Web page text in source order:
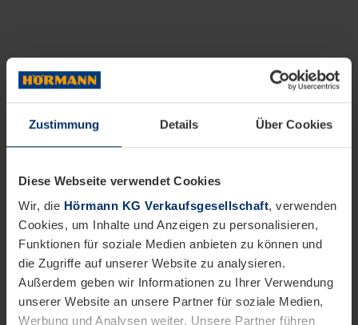
Zustimmung Details Über Cookies
Diese Webseite verwendet Cookies
Wir, die Hörmann KG Verkaufsgesellschaft, verwenden
Cookies, um Inhalte und Anzeigen zu personalisieren,
Funktionen für soziale Medien anbieten zu können und
die Zugriffe auf unserer Website zu analysieren.
Außerdem geben wir Informationen zu Ihrer Verwendung
unserer Website an unsere Partner für soziale Medien,
Werbung und Analysen weiter. Unsere Partner führen